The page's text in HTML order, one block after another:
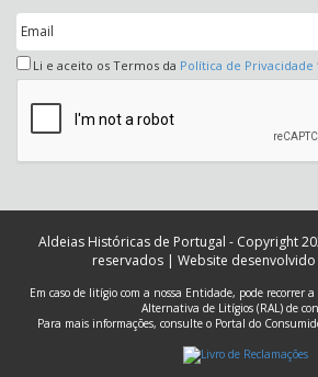
Li e aceito os Termos da Política de Privacidade
Aldeias Históricas de Portugal - Copyright
reservados | Website
Em caso de litígio com a nossa Entidade, pode recorrer
Alternativa de Litígios (RAL) de
Para mais informações, consulte o Portal do